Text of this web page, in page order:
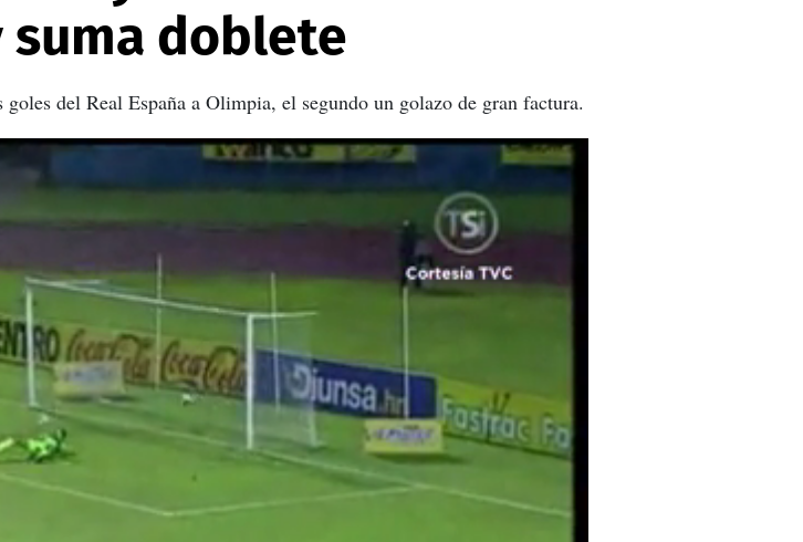
suma doblete
del Real España a Olimpia, el segundo un golazo de gran factura.